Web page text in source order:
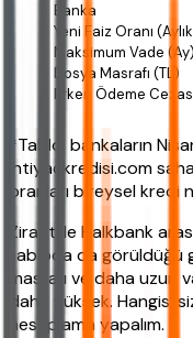
*Tablo, bankaların
ihtiyackredisi.com
oranları bireysel kredi
Ziraat ile Halkbank
tabloda da görüldüğü
masrafı ve daha uzun
daha yüksek. Hangisi
hesaplama yapalım.